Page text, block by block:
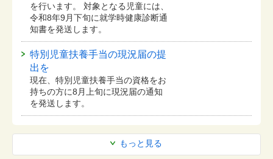
もっと見る
を行います。 対象となる児童には、
令和8年9月下旬に就学時健康診断通
知書を発送します。
特別児童扶養手当の現況届の提
出を
現在、特別児童扶養手当の資格をお
持ちの方に8月上旬に現況届の通知
を発送します。